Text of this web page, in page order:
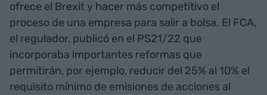
ofrece el Brexit y hacer más competitivo el
proceso de una empresa para salir a bolsa. El FCA,
el regulador, publicó en el PS21/22 que
incorporaba importantes reformas que
permitirán, por ejemplo, reducir del 25% al 10% el
requisito mínimo de emisiones de acciones al